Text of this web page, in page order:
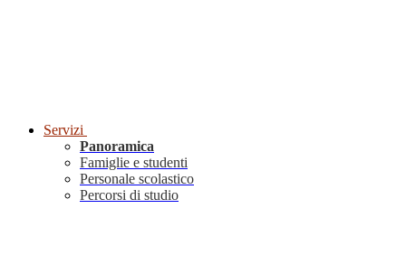
Servizi
Panoramica
Famiglie e studenti
Personale scolastico
Percorsi di studio